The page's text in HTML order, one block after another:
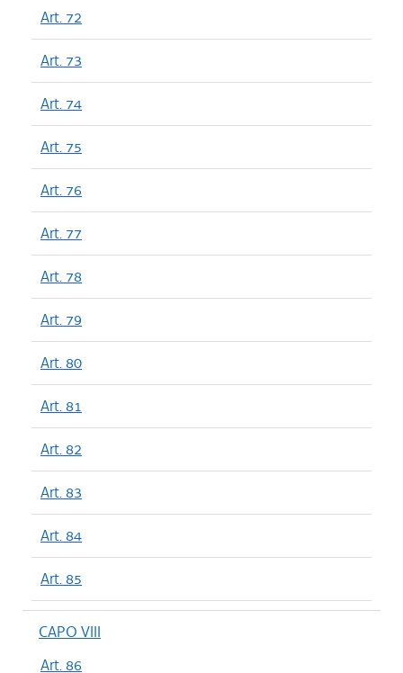
Art. 72
Art. 73
Art. 74
Art. 75
Art. 76
Art. 77
Art. 78
Art. 79
Art. 80
Art. 81
Art. 82
Art. 83
Art. 84
Art. 85
CAPO VIII
Art. 86